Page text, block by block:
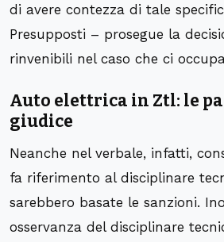
di avere contezza di tale
Presupposti – prosegue la
rinvenibili nel caso che ci
Auto elettrica in Ztl: le
giudice
Neanche nel verbale, infatti,
fa riferimento al disciplinare
sarebbero basate le sanzioni.
osservanza del disciplinare